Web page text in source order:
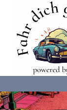
springen